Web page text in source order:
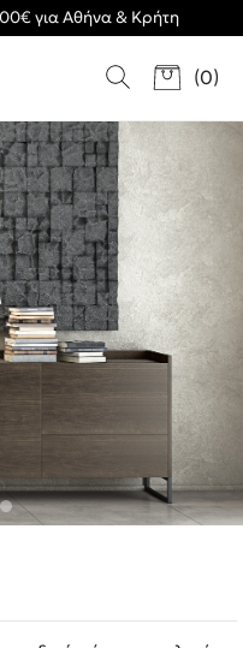
για Αθήνα & Κρήτη
(0)